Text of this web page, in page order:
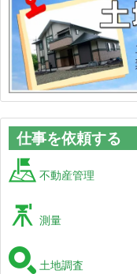
仕事を依頼する
不動産管理
測量
土地調査